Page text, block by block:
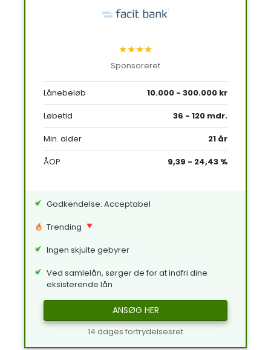
★★★★
Sponsoreret
Lånebeløb
10.000 - 300.000 kr
Løbetid
36 - 120 mdr.
Min. alder
21 år
ÅOP
9,39 - 24,43 %
Godkendelse: Acceptabel
Trending
Ingen skjulte gebyrer
Ved samlelån, sørger de for at indfri dine
eksisterende lån
ANSØG HER
14 dages fortrydelsesret